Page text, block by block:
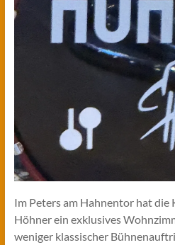
Im Peters am Hahnentor hat
Höhner ein exklusives
weniger klassischer